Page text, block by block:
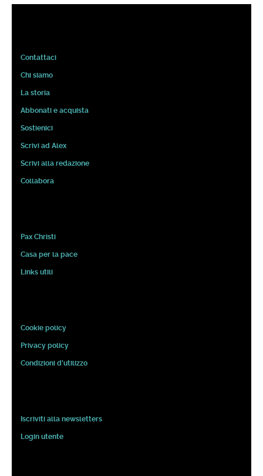
Contattaci
Chi siamo
La storia
Abbonati e acquista
Sostienici
Scrivi ad Alex
Scrivi alla redazione
Collabora
Pax Christi
Casa per la pace
Links utili
Cookie policy
Privacy policy
Condizioni d'utilizzo
Iscriviti alla newsletters
Login utente